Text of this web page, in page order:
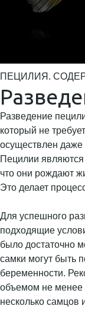
ПЕЦИЛИЯ.
Разведение
который не
осуществлен
Пецилии
что они рождают
Это делает
Для успешного
подходящие
было достаточно
самки могут быть
беременности.
объемом не менее
несколько